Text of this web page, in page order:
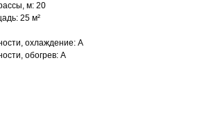
м: 20
25 м²
охлаждение: A
обогрев: A